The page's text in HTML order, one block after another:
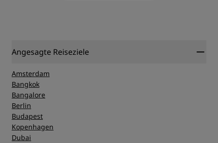
Angesagte Reiseziele
Amsterdam
Bangkok
Bangalore
Berlin
Budapest
Kopenhagen
Dubai